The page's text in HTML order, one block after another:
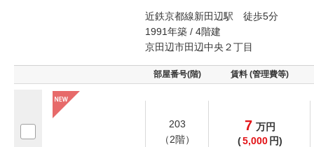
近鉄京都線新田辺駅 徒歩5分
1991年築 / 4階建
京田辺市田辺中央２丁目
部屋番号(階) 賃料 (管理費等)
203
（2階）
7 万円
(5,000 円)